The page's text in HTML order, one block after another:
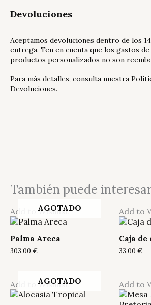
Devoluciones
Aceptamos devoluciones dentro de los
entrega. Ten en cuenta que los gastos
productos personalizados no son
Para más detalles, consulta nuestra
Devoluciones.
También puede
Add to Wishlist
AGOTADO
Palma Areca
303,00 €
Add to
Caja
33,00 €
Add to Wishlist
AGOTADO Add to